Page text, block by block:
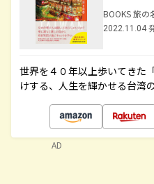
BOOKS 旅の
2022.11.04
世界を４０年以上歩いてきた
けする、人生を輝かせる台湾
AD